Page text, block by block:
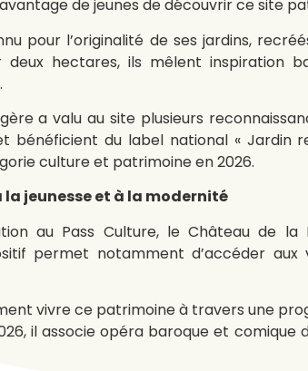
de jeunes de découvrir ce site
pour l’originalité de ses jardins,
deux hectares, ils mêlent
a valu au site plusieurs
et bénéficient du label national «
culture et patrimoine en 2026.
jeunesse et à la modernité
au Pass Culture, le Château de la
permet notamment d’accéder
vivre ce patrimoine à travers une
il associe opéra baroque et